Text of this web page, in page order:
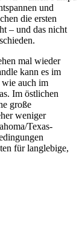
und
die ersten
– und das nicht
mal wieder
kann es im
auch im
Im östlichen
große
weniger
Texas-
für langlebige,